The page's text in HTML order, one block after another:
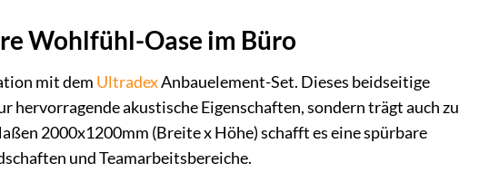
Wohlfühl-Oase im Büro
mit dem UltradexAnbauelement-Set. Dieses beidseitige
akustische Eigenschaften, sondern trägt auch zu
2000x1200mm (Breite x Höhe) schafft es eine spürbare
und Teamarbeitsbereiche.